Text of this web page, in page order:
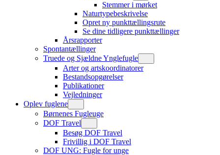
Stemmer i mørket
Naturtypebeskrivelse
Opret ny punkttællingsrute
Se dine tidligere punkttællinger
Årsrapporter
Spontantællinger
Truede og Sjældne Ynglefugle
Arter og artskoordinatorer
Bestandsopgørelser
Publikationer
Vejledninger
Oplev fuglene
Børnenes Fugleuge
DOF Travel
Besøg DOF Travel
Frivillig i DOF Travel
DOF UNG: Fugle for unge